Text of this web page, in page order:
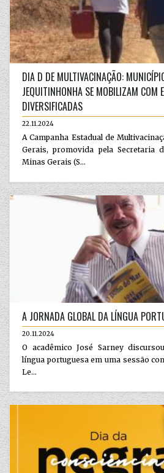
DIA D DE MULTIVACINAÇÃO:
JEQUITINHONHA SE MOBILIZAM COM
DIVERSIFICADAS
22.11.2024
A Campanha Estadual de
Gerais, promovida pela Secretaria
Minas Gerais (S...
A JORNADA GLOBAL DA LÍNGUA
20.11.2024
O acadêmico José Sarney
língua portuguesa em uma sessão
Le...